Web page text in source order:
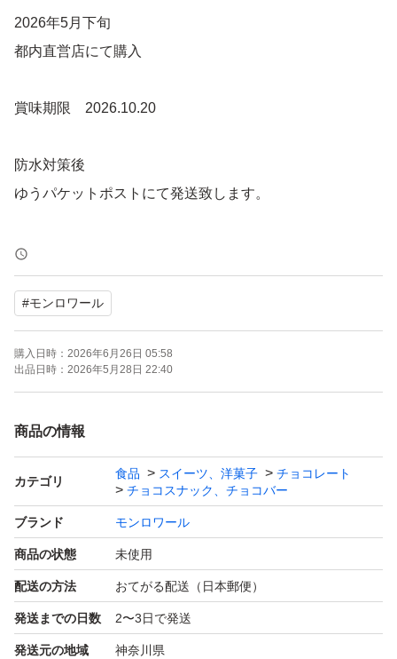
2026年5月下旬
都内直営店にて購入
賞味期限 2026.10.20
防水対策後
ゆうパケットポストにて発送致します。
投函場所、時間帯などに対しまして
最大限配慮致します。
投函後 配送中の
トラブルには対応致しかねます。
チョコレートの溶けリスクにつきまして
ご承知おき願います。
ベルプラージュ（モンロワール）
カカオパーニュサービスパック 230g
----
ベルプラージュのカカオパーニュチョコレート2袋セット
です。
#モンロワール
購入日時： 2026年6月26日 05:58
出品日時： 2026年5月28日 22:40
商品の情報
カテゴリ
食品 スイーツ、洋菓子
チョコレート
チョコスナック、チョコバー
ブランド モンロワール
商品の状態 未使用
配送の方法 おてがる配送（日本郵便）
発送までの日数 2〜3日で発送
発送元の地域 神奈川県